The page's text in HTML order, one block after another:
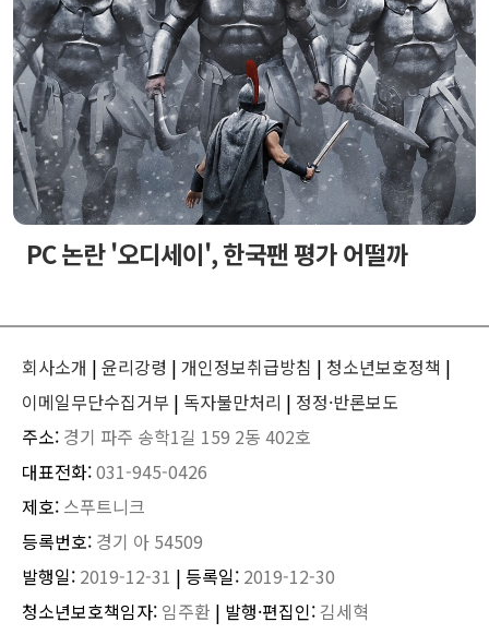
PC 논란 '오디세이', 한국팬 평가 어떨까
회사소개 | 윤리강령 | 개인정보취급방침 | 청소년보호정책 |
이메일무단수집거부 | 독자불만처리 | 정정·반론보도
주소: 경기 파주 송학1길 159 2동 402호
대표전화:031-945-0426
제호: 스푸트니크
등록번호: 경기 아 54509
발행일: 2019-12-31 | 등록일: 2019-12-30
청소년보호책임자: 임주환 | 발행·편집인: 김세혁